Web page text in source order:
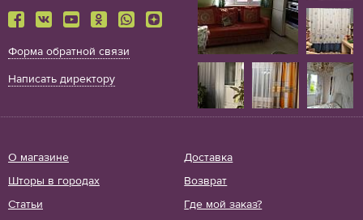
Форма обратной связи
Написать директору
О магазине
Доставка
Шторы в городах
Возврат
Статьи
Где мой заказ?